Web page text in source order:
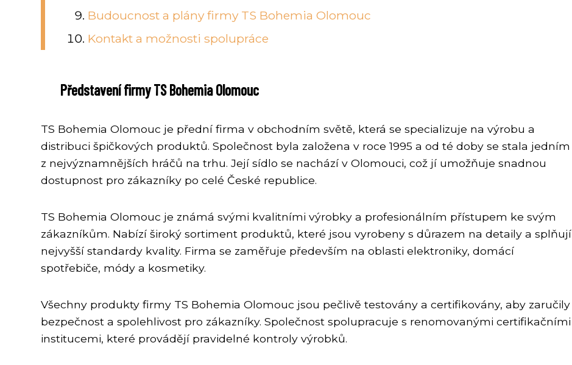
Budoucnost a plány firmy TS Bohemia Olomouc
Kontakt a možnosti spolupráce
Představení firmy TS Bohemia Olomouc
TS Bohemia Olomouc je přední firma v obchodním světě, která se specializuje na výrobu a
distribuci špičkových produktů. Společnost byla založena v roce 1995 a od té doby se stala jedním
z nejvýznamnějších hráčů na trhu. Její sídlo se nachází v Olomouci, což jí umožňuje snadnou
dostupnost pro zákazníky po celé České republice.
TS Bohemia Olomouc je známá svými kvalitními výrobky a profesionálním přístupem ke svým
zákazníkům. Nabízí široký sortiment produktů, které jsou vyrobeny s důrazem na detaily a splňují
nejvyšší standardy kvality. Firma se zaměřuje především na oblasti elektroniky, domácí
spotřebiče, módy a kosmetiky.
Všechny produkty firmy TS Bohemia Olomouc jsou pečlivě testovány a certifikovány, aby zaručily
bezpečnost a spolehlivost pro zákazníky. Společnost spolupracuje s renomovanými certifikačními
institucemi, které provádějí pravidelné kontroly výrobků.